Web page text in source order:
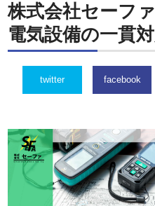
株式会社セーフ
電気設備の一貫
twitter facebook